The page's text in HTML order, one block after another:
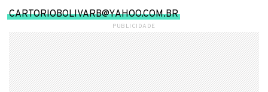
CARTORIOBOLIVARB@YAHOO.COM.BR
PUBLICIDADE